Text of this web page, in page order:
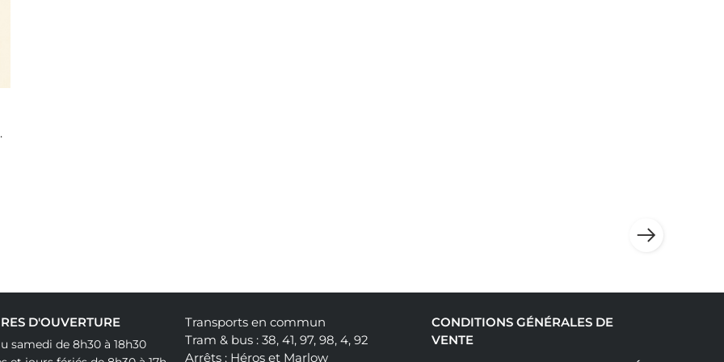
Compatible
D'OUVERTURE
samedi de 8h30 à 18h30
Transports en commun
Tram & bus : 38, 41, 97, 98, 4, 92
Arrêts : Héros et Marlow
CONDITIONS GÉNÉRALES DE
VENTE